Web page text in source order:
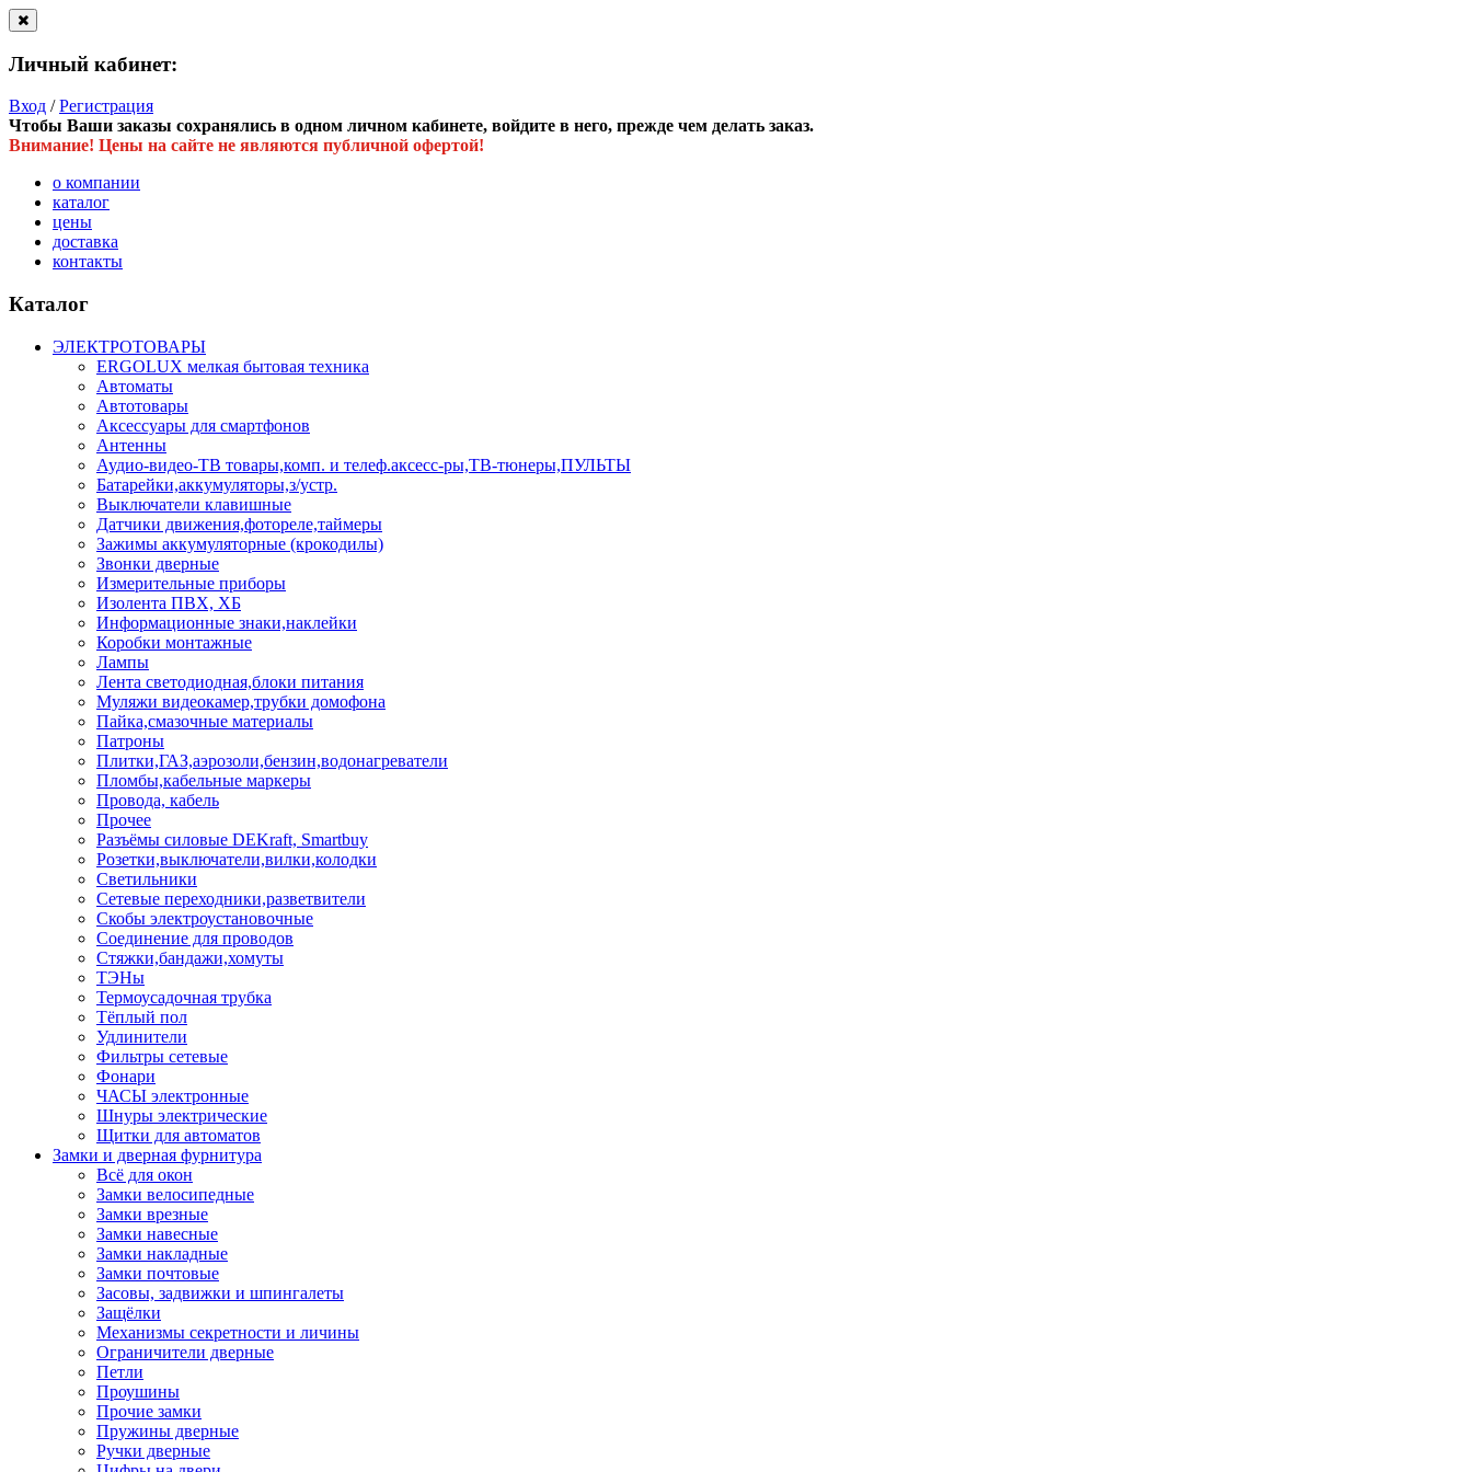
Личный кабинет:
Вход /Регистрация
Чтобы Ваши заказы сохранялись в одном личном кабинете, войдите в него, прежде чем делать заказ.
Внимание! Цены на сайте не являются публичной офертой!
о компании
каталог
цены
доставка
контакты
Каталог
ЭЛЕКТРОТОВАРЫ
ERGOLUX мелкая бытовая техника
Автоматы
Автотовары
Аксессуары для смартфонов
Антенны
Аудио-видео-ТВ товары,комп. и телеф.аксесс-ры,ТВ-тюнеры,ПУЛЬТЫ
Батарейки,аккумуляторы,з/устр.
Выключатели клавишные
Датчики движения,фотореле,таймеры
Зажимы аккумуляторные (крокодилы)
Звонки дверные
Измерительные приборы
Изолента ПВХ, ХБ
Информационные знаки,наклейки
Коробки монтажные
Лампы
Лента светодиодная,блоки питания
Муляжи видеокамер,трубки домофона
Пайка,смазочные материалы
Патроны
Плитки,ГАЗ,аэрозоли,бензин,водонагреватели
Пломбы,кабельные маркеры
Провода, кабель
Прочее
Разъёмы силовые DEKraft, Smartbuy
Розетки,выключатели,вилки,колодки
Светильники
Сетевые переходники,разветвители
Скобы электроустановочные
Соединение для проводов
Стяжки,бандажи,хомуты
ТЭНы
Термоусадочная трубка
Тёплый пол
Удлинители
Фильтры сетевые
Фонари
ЧАСЫ электронные
Шнуры электрические
Щитки для автоматов
Замки и дверная фурнитура
Всё для окон
Замки велосипедные
Замки врезные
Замки навесные
Замки накладные
Замки почтовые
Засовы, задвижки и шпингалеты
Защёлки
Механизмы секретности и личины
Ограничители дверные
Петли
Проушины
Прочие замки
Пружины дверные
Ручки дверные